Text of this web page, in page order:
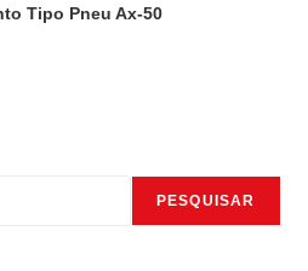
Tipo Pneu Ax-50
PESQUISAR